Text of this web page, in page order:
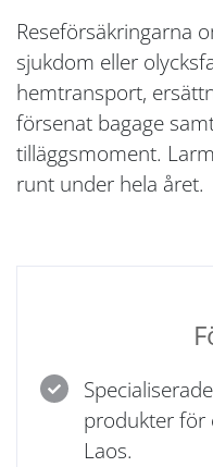
Reseförsäkringarna
sjukdom eller
hemtransport,
försenat bagage
tilläggsmoment.
runt under hela året.
produkter för
Laos.